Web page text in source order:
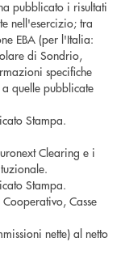
pubblicato i risultati
nell'esercizio; tra
EBA (per l'Italia:
di Sondrio,
specifiche
quelle pubblicate
Stampa.
Clearing e i
Stampa.
Casse
nette) al netto